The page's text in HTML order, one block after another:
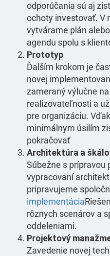
odporúčania sú aj
ochoty investovať. V
vytvárame plán
agendu spolu s
Prototyp
Ďalším krokom je
novej
zameraný výlučne
realizovateľnosti a
pre organizáciu.
minimálnym úsilím
pokračovať
Architektúra a
Súbežne s prípravou
vypracovaní
pripravujeme
implementácia
rôznych scenárov a
oddeleniami.
Projektový
Zavedenie novej